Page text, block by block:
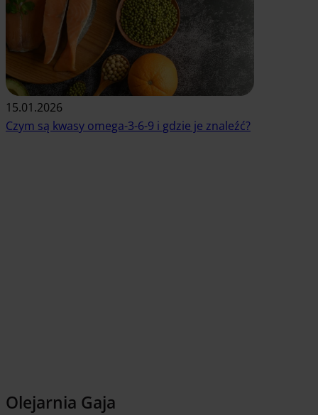
15.01.2026
Czym są kwasy omega-3-6-9 i gdzie je znaleźć?
Olejarnia Gaja